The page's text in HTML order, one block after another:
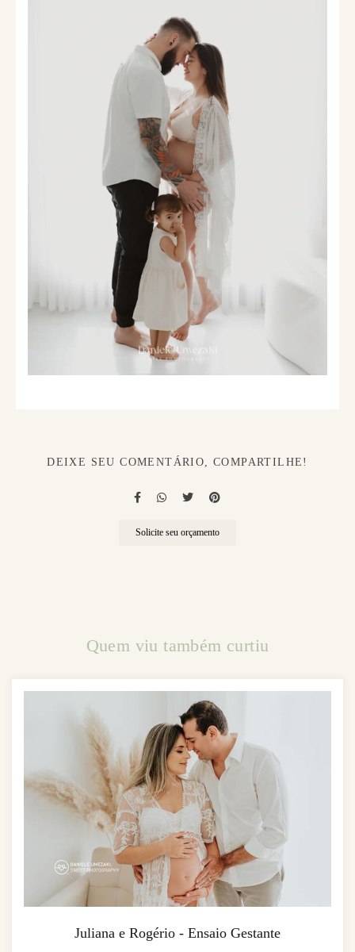
DEIXE SEU COMENTÁRIO, COMPARTILHE!
Solicite seu orçamento
Quem viu também curtiu
Juliana e Rogério - Ensaio Gestante